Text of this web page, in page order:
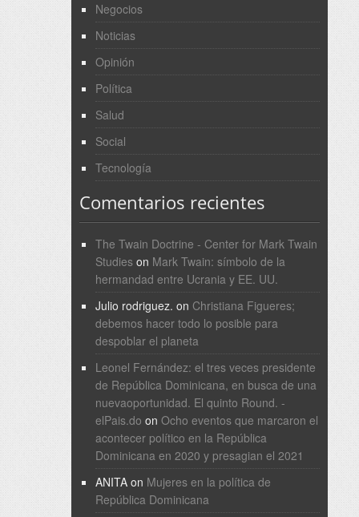
Negocios
Noticias
Opinión
Política
Salud
Social
Tecnología
Comentarios recientes
The Twain Doctrine - Center for Mark Twain
Studieson Mark Twain: símbolo de la
hermandad entre Ucrania y EE. UU.
Julio rodriguez. on Christiana Figueres;
debemos hacer todo lo posible para
despoblar el planeta
Leonel Fernández: el tres veces presidente
de República Dominicana, en busca de una
nuevaoportunidad. El quinto Round. -
elPais.do on Ocho eventos que marcaron el
acontecer político en la República
Dominicana en 2020 y presagian el 2021
ANITAon Mujeres en la política de
República Dominicana